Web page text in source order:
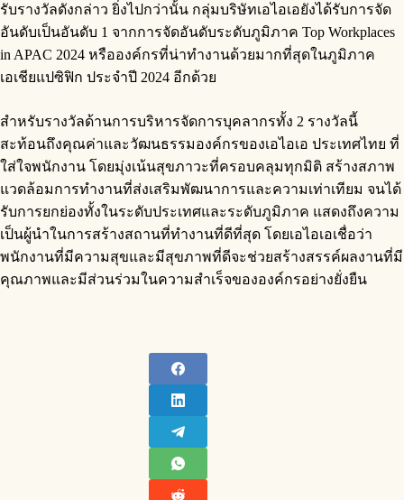
รับรางวัลดังกล่าว ยิ่งไปกว่านั้น กลุ่มบริษัทเอไอเอยังได้รับการจัด
อันดับเป็นอันดับ 1 จากการจัดอันดับระดับภูมิภาค Top Workplaces
in APAC 2024 หรือองค์กรที่น่าทำงานด้วยมากที่สุดในภูมิภาค
เอเชียแปซิฟิก ประจำปี 2024 อีกด้วย
สำหรับรางวัลด้านการบริหารจัดการบุคลากรทั้ง 2 รางวัลนี้
สะท้อนถึงคุณค่าและวัฒนธรรมองค์กรของเอไอเอ ประเทศไทย ที่
ใส่ใจพนักงาน โดยมุ่งเน้นสุขภาวะที่ครอบคลุมทุกมิติ สร้างสภาพ
แวดล้อมการทำงานที่ส่งเสริมพัฒนาการและความเท่าเทียม จนได้
รับการยกย่องทั้งในระดับประเทศและระดับภูมิภาค แสดงถึงความ
เป็นผู้นำในการสร้างสถานที่ทำงานที่ดีที่สุด โดยเอไอเอเชื่อว่า
พนักงานที่มีความสุขและมีสุขภาพที่ดีจะช่วยสร้างสรรค์ผลงานที่มี
คุณภาพและมีส่วนร่วมในความสำเร็จขององค์กรอย่างยั่งยืน